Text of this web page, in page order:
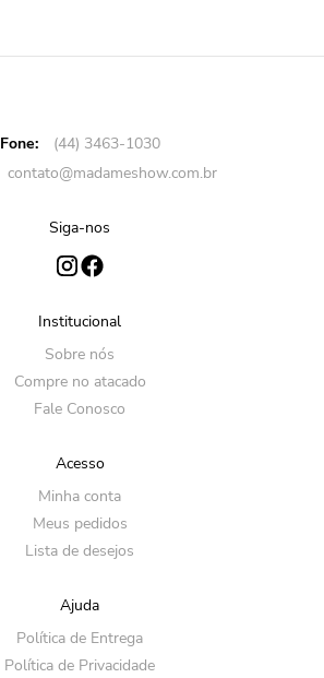
Fone:
(44) 3463-1030
contato@madameshow.com.br
Siga-nos
Institucional
Sobre nós
Compre no atacado
Fale Conosco
Acesso
Minha conta
Meus pedidos
Lista de desejos
Ajuda
Política de Entrega
Política de Privacidade